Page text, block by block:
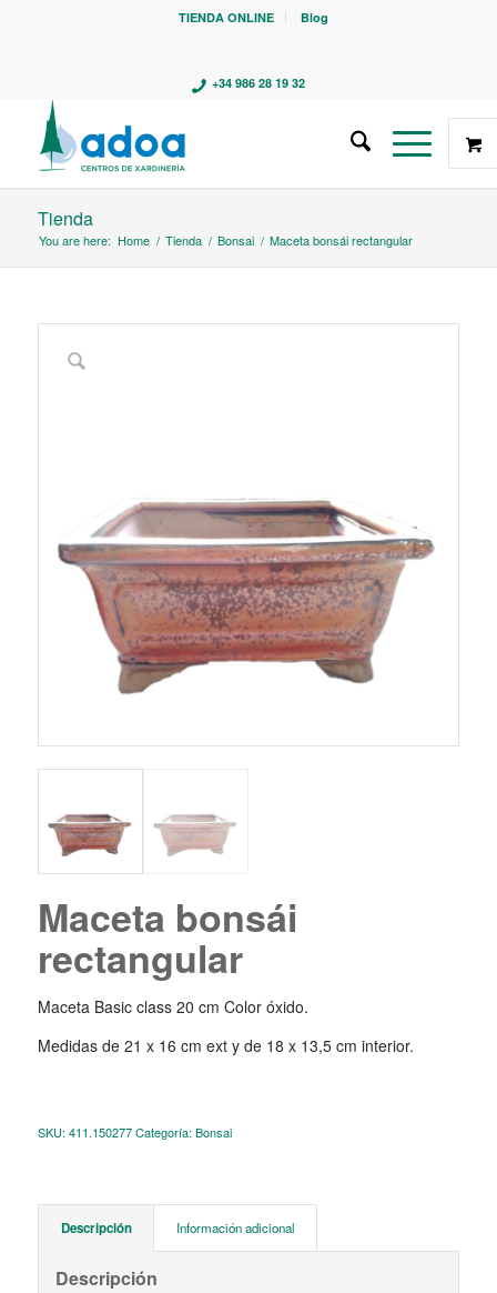
TIENDA ONLINE Blog
+34 986 28 19 32
Tienda
You are here: Home / Tienda / Bonsai / Maceta bonsái rectangular
Maceta bonsái
rectangular
Maceta Basic class 20 cm Color óxido.
Medidas de 21 x 16 cm ext y de 18 x 13,5 cm interior.
SKU: 411.150277 Categoría: Bonsai
Descripción Información adicional
Descripción